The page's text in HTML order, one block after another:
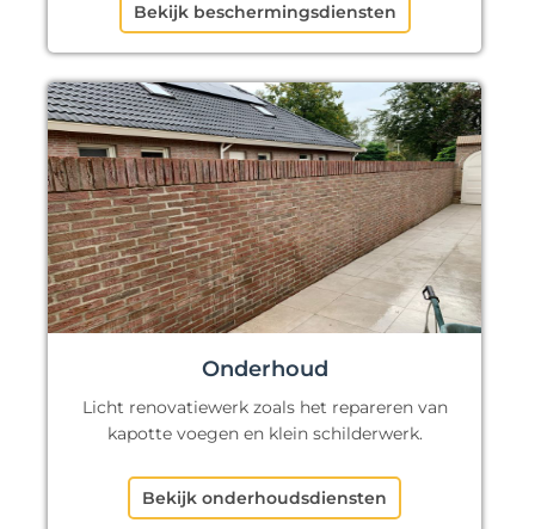
Bekijk beschermingsdiensten
Onderhoud
Licht renovatiewerk zoals het repareren van
kapotte voegen en klein schilderwerk.
Bekijk onderhoudsdiensten